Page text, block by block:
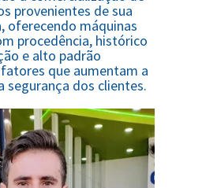
provenientes de sua
oferecendo máquinas
procedência, histórico
e alto padrão
que aumentam a
segurança dos clientes.